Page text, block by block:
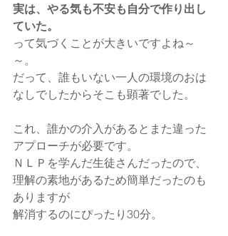
実は、やる気も不安も自分で作り出し
ていた。
って気づくことが大きいですよね～
～。
だって、誰もいない一人の環境のおは
なしでしたからそこも顕著でした。
これ、誰かの介入があるとまた違った
アプローチが必要です。
ＮＬＰを学んだ生徒さんだったので、
理解の素地があるため簡単だったのも
ありますが
解消するのにぴったり30分。